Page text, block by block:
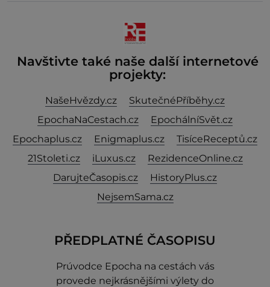
Navštivte také naše další internetové
projekty:
NašeHvězdy.cz
SkutečnéPříběhy.cz
EpochaNaCestach.cz
EpochálníSvět.cz
Epochaplus.cz
Enigmaplus.cz
TisíceReceptů.cz
21Stoleti.cz
iLuxus.cz
RezidenceOnline.cz
DarujteČasopis.cz
HistoryPlus.cz
NejsemSama.cz
PŘEDPLATNÉ ČASOPISU
Prúvodce Epocha na cestách vás
provede nejkrásnějšími výlety do